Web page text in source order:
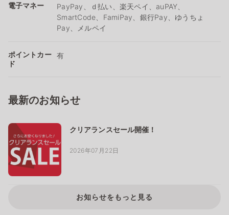
電子マネー
PayPay、ｄ払い、楽天ペイ、auPAY、
SmartCode、FamiPay、銀行Pay、ゆうちょ
Pay、メルペイ
ポイントカー
ド
有
最新のお知らせ
クリアランスセール開催！
2026年07月22日
お知らせをもっと見る